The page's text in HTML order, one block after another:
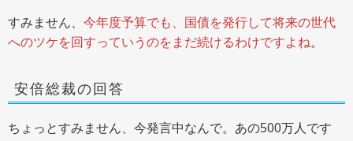
すみません、 今年度予算でも、国債を発行して将来の世代
へのツケを回すっていうのをまだ続けるわけですよね。
安倍総裁の回答
ちょっとすみません、今発言中なんで。あの500万人です